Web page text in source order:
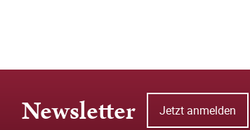
Newsletter Jetzt anmelden